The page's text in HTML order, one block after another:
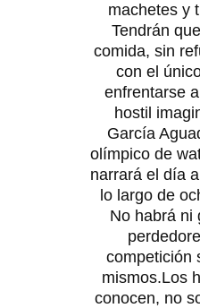
machetes y
Tendrán
comida, sin
con el
enfrentarse
hostil
García
olímpico de
narrará el día
lo largo de
No habrá ni
competición
mismos.Los
conocen, no